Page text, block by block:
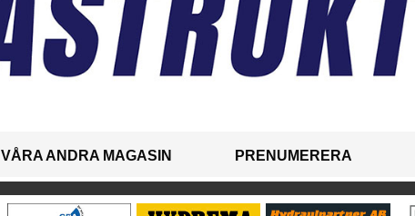
VÅRA ANDRA MAGASIN PRENUMERERA